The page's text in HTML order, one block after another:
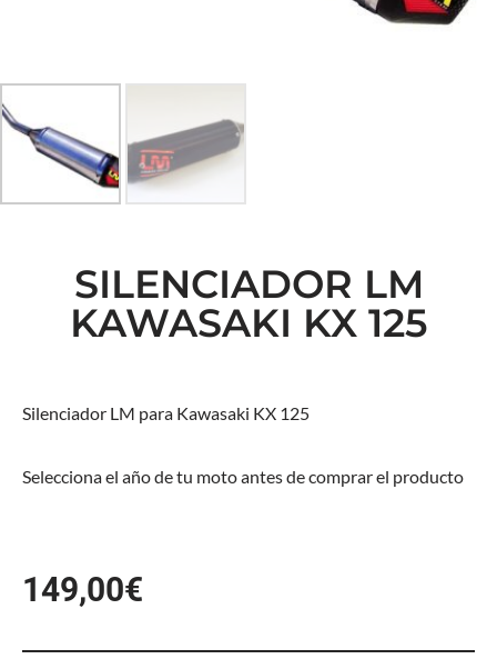
SILENCIADOR LM
KAWASAKI KX 125
Silenciador LM para Kawasaki KX 125
Selecciona el año de tu moto antes de comprar el producto
149,00€